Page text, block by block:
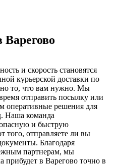
Варегово
и скорость становятся
курьерской доставки по
то, что вам нужно. Мы
отправить посылку или
оперативные решения для
Наша команда
и быструю
того, отправляете ли вы
Благодаря
партнерам, мы
прибудет в Варегово точно в